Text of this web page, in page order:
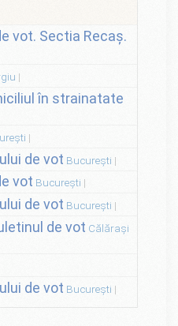
vot. Sectia Recaș.
în strainatate
de vot București
vot București
de vot București
de vot Călărași
de vot București